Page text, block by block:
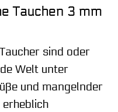
Tauchen 3 mm
sind oder
Welt unter
und mangelnder